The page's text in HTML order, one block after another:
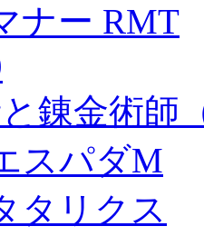
ナー RMT
錬金術師
スパダM
タリクス